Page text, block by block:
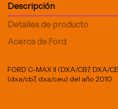
Descripción
Detalles de producto
Acerca de Ford
FORD C-MAX II (DXA/CB7, DXA/
(dxa/cb7, dxa/ceu) del año 2010